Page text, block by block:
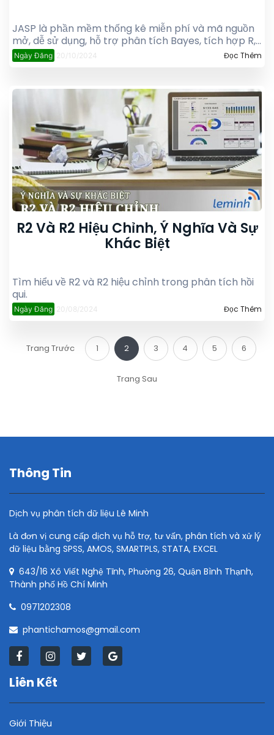
JASP là phần mềm thống kê miễn phí và mã nguồn
mở, dễ sử dụng, hỗ trợ phân tích Bayes, tích hợp R,
và được thiết kế cho cả người không chuyên về
thống kê.
Ngày Đăng 20/10/2024 Đọc Thêm
R2 Và R2 Hiệu Chỉnh, Ý Nghĩa Và Sự
Khác Biệt
Tìm hiểu về R2 và R2 hiệu chỉnh trong phân tích hồi
qui.
Ngày Đăng 20/08/2024 Đọc Thêm
Trang Trước 1 2 3 4 5 6
Trang Sau
Thông Tin
Dịch vụ phân tích dữ liệu Lê Minh
Là đơn vị cung cấp dịch vụ hỗ trợ, tư vấn, phân tích và xử lý
dữ liệu bằng SPSS, AMOS, SMARTPLS, STATA, EXCEL
643/16 Xô Viết Nghệ Tĩnh, Phường 26, Quận Bình Thạnh,
Thành phố Hồ Chí Minh
0971202308
phantichamos@gmail.com
Liên Kết
Giới Thiệu